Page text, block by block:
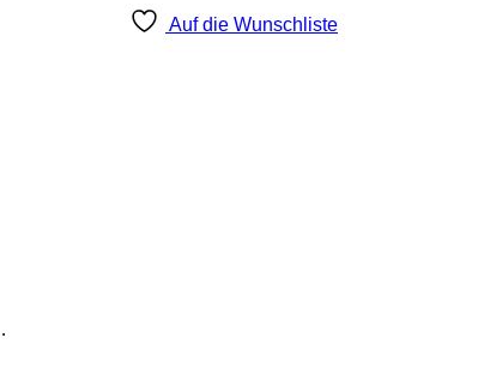
Auf die Wunschliste